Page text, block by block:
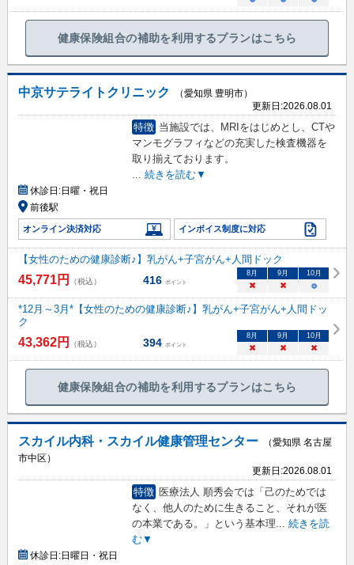
健康保険組合の補助を利用するプランはこちら
中京サテライトクリニック
（愛知県 豊明市）
更新日:2026.08.01
特徴 当施設では、MRIをはじめとし、CTや
マンモグラフィなどの充実した検査機器を
取り揃えております。
続きを読む▼
休診日:日曜・祝日
前後駅
オンライン決済対応 インボイス制度に対応
【女性のための健康診断♪】乳がん+子宮がん+人間ドック
45,771円 （税込） 416 ポイント
8 月 9 月 10月
× × ○
*12月～3月*【女性のための健康診断♪】乳がん+子宮がん+人間ドッ
ク
43,362円 （税込） 394 ポイント
8 月 9 月 10月
× × ×
健康保険組合の補助を利用するプランはこちら
スカイル内科・スカイル健康管理センター
（愛知県 名古屋
市中区）
更新日:2026.08.01
特徴 医療法人 順秀会では「己のためでは
なく、他人のために生きること、それが医
の本業である。」という基本理
続きを読
む▼
休診日:日曜日・祝日